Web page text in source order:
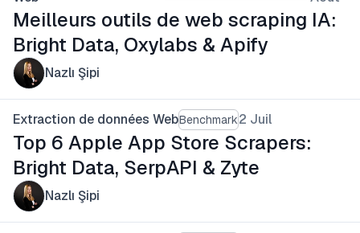
Meilleurs outils de web scraping IA:
Bright Data, Oxylabs & Apify
Nazlı Şipi
Extraction de données WebBenchmark2 Juil
Top 6 Apple App Store Scrapers:
Bright Data, SerpAPI & Zyte
Nazlı Şipi